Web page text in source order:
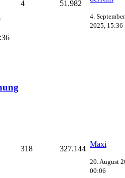
4 51.982
4. September
2025, 15:36
318 327.144
Maxi
20. August
00:06